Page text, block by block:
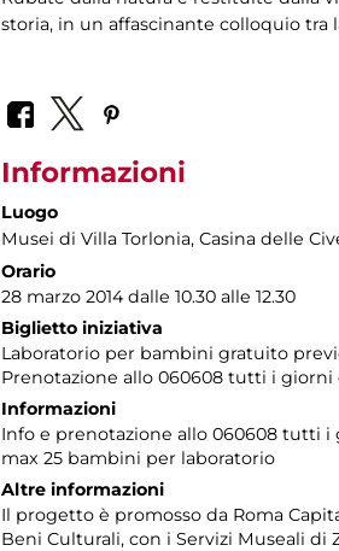
storia, in un affascinante colloquio tra
Informazioni
Luogo
Musei di Villa Torlonia, Casina delle
Orario
28 marzo 2014 dalle 10.30 alle 12.30
Biglietto iniziativa
Laboratorio per bambini gratuito
Prenotazione allo 060608 tutti i giorni
Informazioni
Info e prenotazione allo 060608 tutti i
max 25 bambini per laboratorio
Altre informazioni
Il progetto è promosso da Roma
Beni Culturali, con i Servizi Museali di